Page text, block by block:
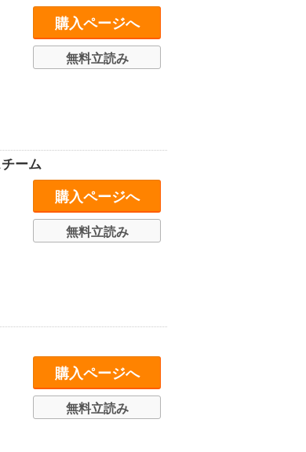
購入ページへ
無料立読み
ーム
購入ページへ
無料立読み
購入ページへ
無料立読み